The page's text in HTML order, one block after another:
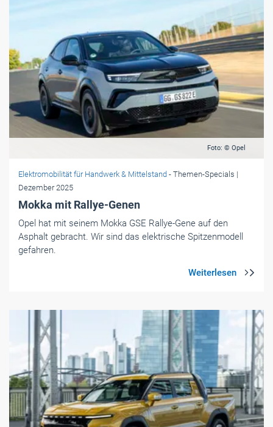
Foto: © Opel
Elektromobilität für Handwerk & Mittelstand - Themen-Specials |
Dezember 2025
Mokka mit Rallye-Genen
Opel hat mit seinem Mokka GSE Rallye-Gene auf den
Asphalt gebracht. Wir sind das elektrische Spitzenmodell
gefahren.